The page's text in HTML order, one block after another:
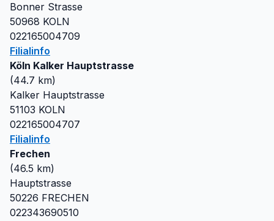
Bonner Strasse
50968 KOLN
022165004709
Filialinfo
Köln Kalker Hauptstrasse
(44.7 km)
Kalker Hauptstrasse
51103 KOLN
022165004707
Filialinfo
Frechen
(46.5 km)
Hauptstrasse
50226 FRECHEN
022343690510